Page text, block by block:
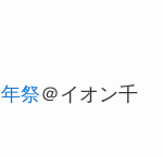
祭＠イオン千